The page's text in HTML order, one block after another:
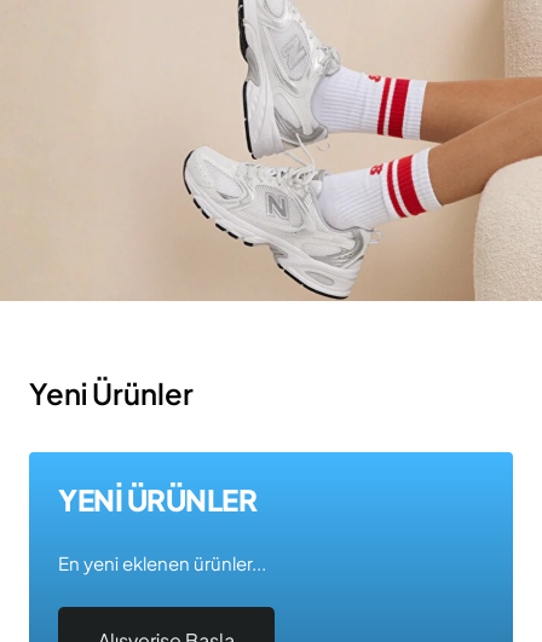
Yeni Ürünler
YENİ ÜRÜNLER
En yeni eklenen ürünler...